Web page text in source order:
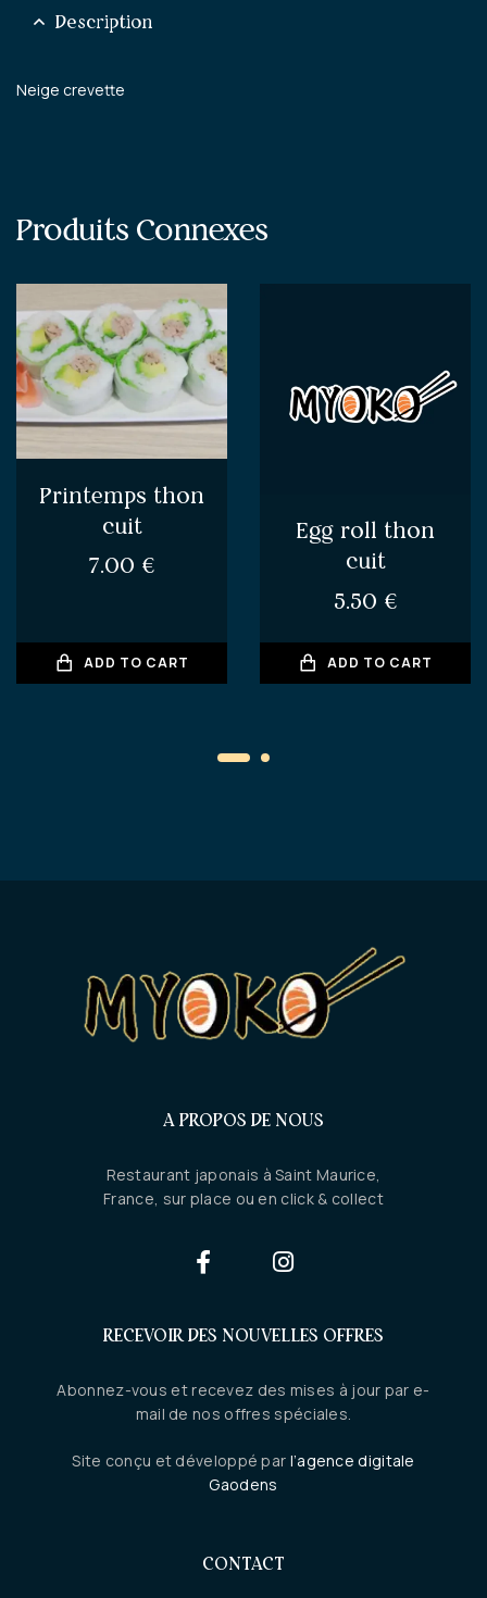
Description
Neige crevette
Produits Connexes
Printemps thon
cuit
7.00 €
ADD TO CART
Egg roll thon
cuit
5.50 €
ADD TO CART
A PROPOS DE NOUS
Restaurant japonais à Saint Maurice,
France, sur place ou en click & collect
RECEVOIR DES NOUVELLES OFFRES
Abonnez-vous et recevez des mises à jour par e-
mail de nos offres spéciales.
Site conçu et développé par l’agence digitale
Gaodens
CONTACT